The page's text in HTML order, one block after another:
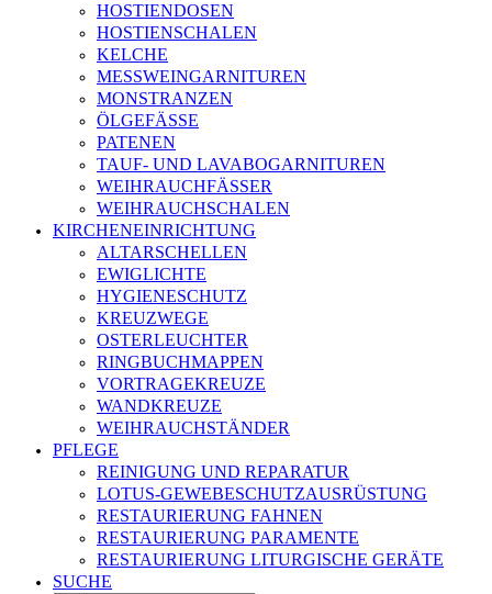
HOSTIENDOSEN
HOSTIENSCHALEN
KELCHE
MESSWEINGARNITUREN
MONSTRANZEN
ÖLGEFÄSSE
PATENEN
TAUF- UND LAVABOGARNITUREN
WEIHRAUCHFÄSSER
WEIHRAUCHSCHALEN
KIRCHENEINRICHTUNG
ALTARSCHELLEN
EWIGLICHTE
HYGIENESCHUTZ
KREUZWEGE
OSTERLEUCHTER
RINGBUCHMAPPEN
VORTRAGEKREUZE
WANDKREUZE
WEIHRAUCHSTÄNDER
PFLEGE
REINIGUNG UND REPARATUR
LOTUS-GEWEBESCHUTZAUSRÜSTUNG
RESTAURIERUNG FAHNEN
RESTAURIERUNG PARAMENTE
RESTAURIERUNG LITURGISCHE GERÄTE
SUCHE